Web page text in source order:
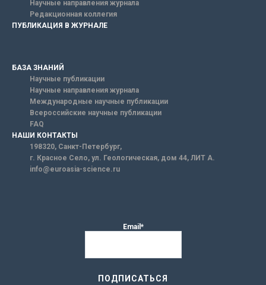
Научные направления журнала
Редакционная коллегия
ПУБЛИКАЦИЯ В ЖУРНАЛЕ
БАЗА ЗНАНИЙ
Научные публикации
Научные направления журнала
Международные научные публикации
Всероссийские научные публикации
FAQ
НАШИ КОНТАКТЫ
198320, Санкт-Петербург,
г. Красное Село, ул. Геологическая, дом 44, ЛИТ А.
info@euroasia-science.ru
Email*